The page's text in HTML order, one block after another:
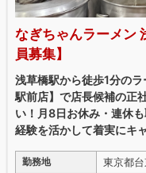
なぎちゃんラーメン
員募集】
浅草橋駅から徒歩1分の
駅前店】で店長候補の正
い！月8日お休み・連休
経験を活かして着実にキ
勤務地 東京都